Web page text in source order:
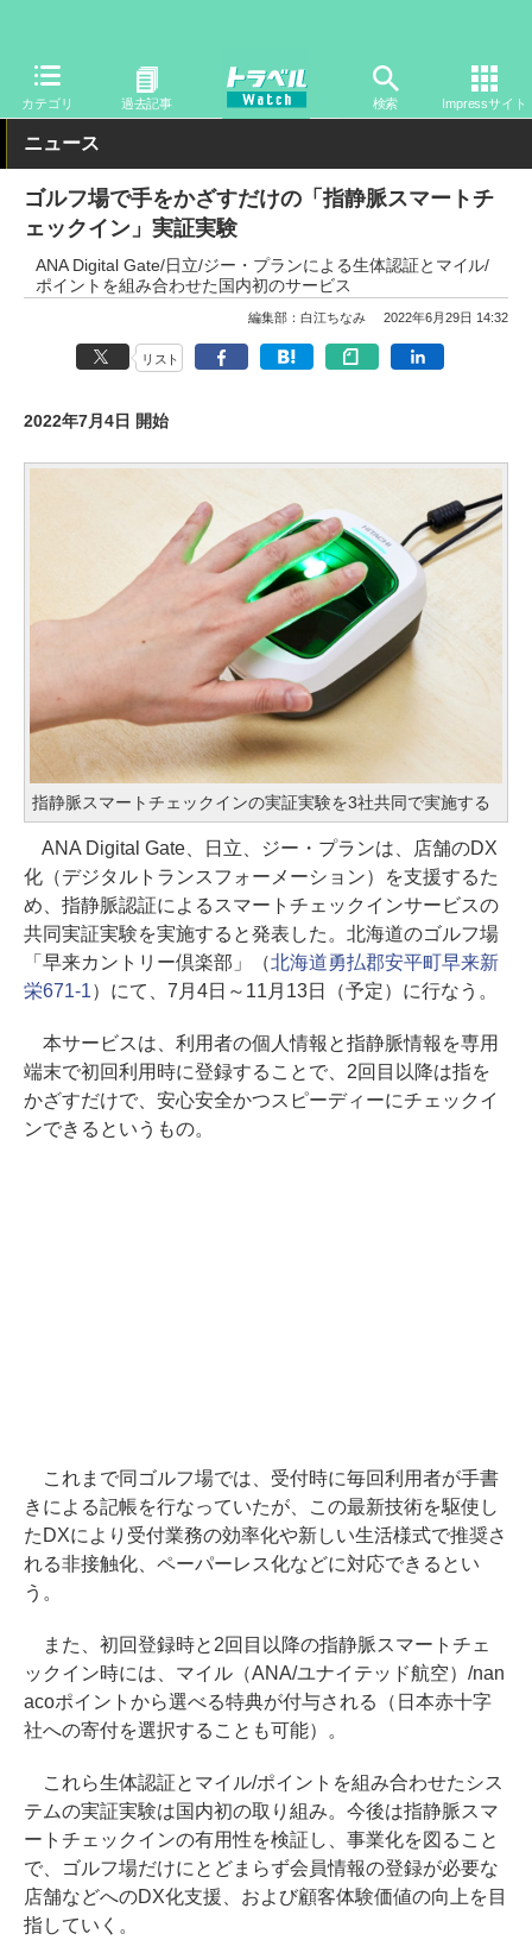
カテゴリ 過去記事 検索 Impressサイト
トラベル Watch 旅のアイテム その他
ニュース
ゴルフ場で手をかざすだけの「指静脈スマートチ
ェックイン」実証実験
ANA Digital Gate/日立/ジー・プランによる生体認証とマイル/
ポイントを組み合わせた国内初のサービス
編集部：白江ちなみ 2022年6月29日 14:32
リスト
2022年7月4日 開始
指静脈スマートチェックインの実証実験を3社共同で実施する
ANA Digital Gate、日立、ジー・プランは、店舗のDX
化（デジタルトランスフォーメーション）を支援するた
め、指静脈認証によるスマートチェックインサービスの
共同実証実験を実施すると発表した。北海道のゴルフ場
「早来カントリー倶楽部」（北海道勇払郡安平町早来新
栄671-1）にて、7月4日～11月13日（予定）に行なう。
本サービスは、利用者の個人情報と指静脈情報を専用
端末で初回利用時に登録することで、2回目以降は指を
かざすだけで、安心安全かつスピーディーにチェックイ
ンできるというもの。
これまで同ゴルフ場では、受付時に毎回利用者が手書
きによる記帳を行なっていたが、この最新技術を駆使し
たDXにより受付業務の効率化や新しい生活様式で推奨さ
れる非接触化、ペーパーレス化などに対応できるとい
う。
また、初回登録時と2回目以降の指静脈スマートチェ
ックイン時には、マイル（ANA/ユナイテッド航空）/nan
acoポイントから選べる特典が付与される（日本赤十字
社への寄付を選択することも可能）。
これら生体認証とマイル/ポイントを組み合わせたシス
テムの実証実験は国内初の取り組み。今後は指静脈スマ
ートチェックインの有用性を検証し、事業化を図ること
で、ゴルフ場だけにとどまらず会員情報の登録が必要な
店舗などへのDX化支援、および顧客体験価値の向上を目
指していく。